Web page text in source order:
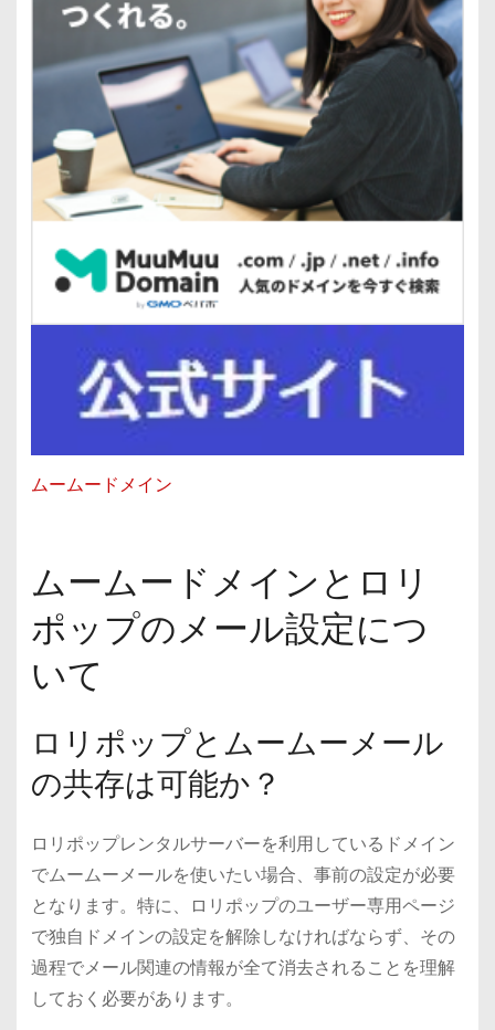
ムームードメイン
ムームードメインとロリ
ポップのメール設定につ
いて
ロリポップとムームーメール
の共存は可能か？
ロリポップレンタルサーバーを利用しているドメイン
でムームーメールを使いたい場合、事前の設定が必要
となります。特に、ロリポップのユーザー専用ページ
で独自ドメインの設定を解除しなければならず、その
過程でメール関連の情報が全て消去されることを理解
しておく必要があります。